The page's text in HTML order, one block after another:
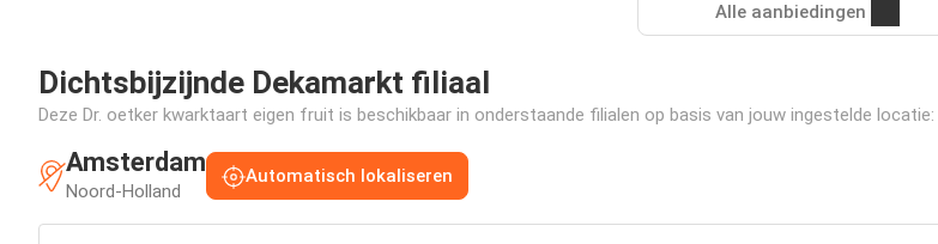
Alle aanbiedingen
Dichtsbijzijnde Dekamarkt filiaal
Deze Dr. oetker kwarktaart eigen fruit is beschikbaar in onderstaande filialen op basis van jouw ingestelde locatie:
Amsterdam
Noord-Holland
Automatisch lokaliseren